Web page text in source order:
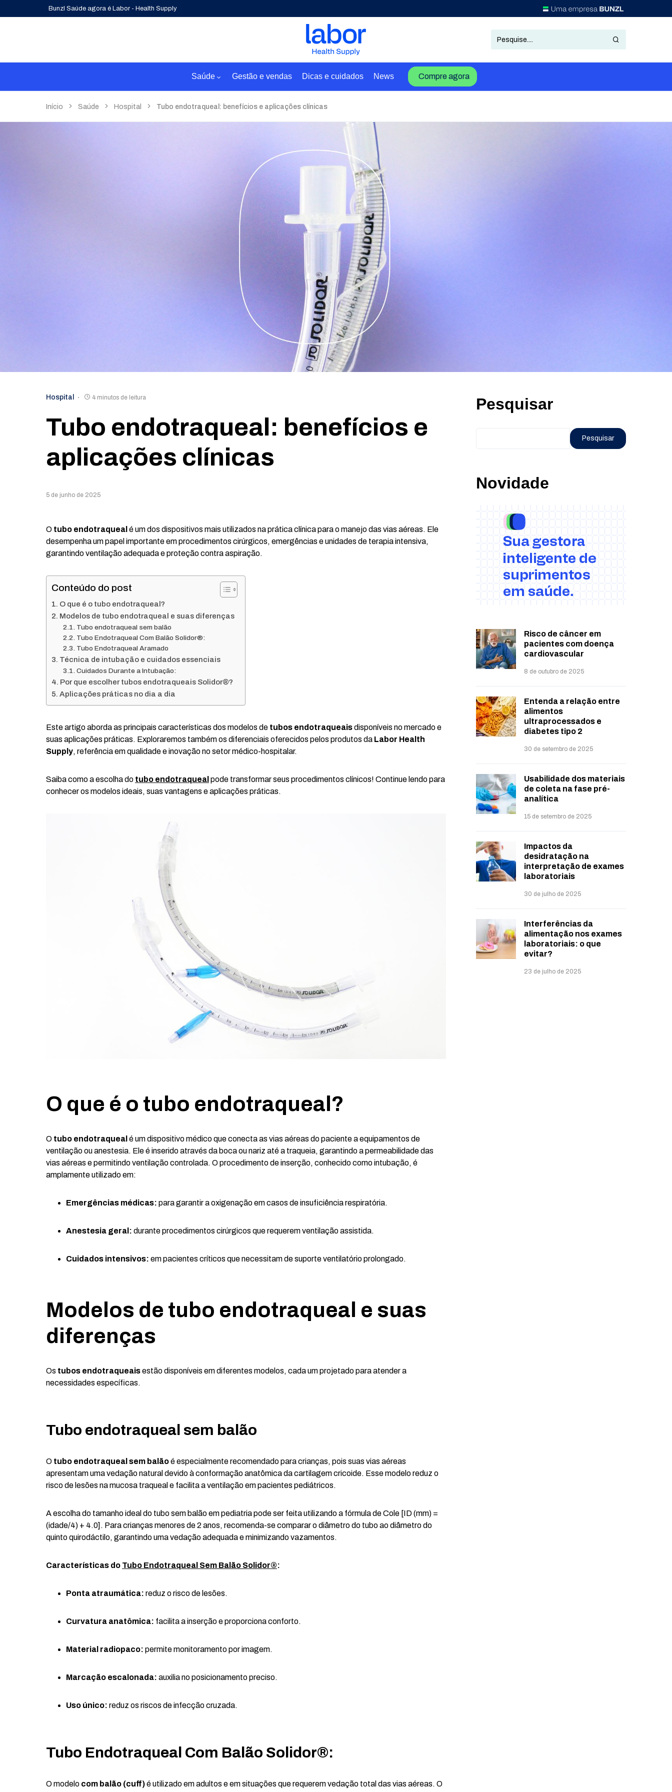
Bunzl Saúde agora é Labor - Health Supply
Saúde Gestão e vendas Dicas e cuidados News Compre agora
Início Saúde Hospital Tubo endotraqueal: benefícios e aplicações clínicas
Hospital 4 minutos de leitura
Tubo endotraqueal: benefícios e
aplicações clínicas
5 de junho de 2025
O tubo endotraqueal é um dos dispositivos mais utilizados na prática clínica para o manejo das vias aéreas. Ele
desempenha um papel importante em procedimentos cirúrgicos, emergências e unidades de terapia intensiva,
garantindo ventilação adequada e proteção contra aspiração.
Conteúdo do post
O que é o tubo endotraqueal?
Modelos de tubo endotraqueal e suas diferenças
Tubo endotraqueal sem balão
Tubo Endotraqueal Com Balão Solidor®:
Tubo Endotraqueal Aramado
Técnica de intubação e cuidados essenciais
Cuidados Durante a Intubação:
Por que escolher tubos endotraqueais Solidor®?
Aplicações práticas no dia a dia
Este artigo aborda as principais características dos modelos de tubos endotraqueaisdisponíveis no mercado e
suas aplicações práticas. Exploraremos também os diferenciais oferecidos pelos produtos da Labor Health
Supply, referência em qualidade e inovação no setor médico-hospitalar.
Saiba como a escolha do tubo endotraqueal pode transformar seus procedimentos clínicos! Continue lendo para
conhecer os modelos ideais, suas vantagens e aplicações práticas.
O que é o tubo endotraqueal?
O tubo endotraqueal é um dispositivo médico que conecta as vias aéreas do paciente a equipamentos de
ventilação ou anestesia. Ele é inserido através da boca ou nariz até a traqueia, garantindo a permeabilidade das
vias aéreas e permitindo ventilação controlada. O procedimento de inserção, conhecido como intubação, é
amplamente utilizado em:
Emergências médicas: para garantir a oxigenação em casos de insuficiência respiratória.
Anestesia geral: durante procedimentos cirúrgicos que requerem ventilação assistida.
Cuidados intensivos: em pacientes críticos que necessitam de suporte ventilatório prolongado.
Modelos de tubo endotraqueal e suas
diferenças
Os tubos endotraqueaisestão disponíveis em diferentes modelos, cada um projetado para atender a
necessidades específicas.
Tubo endotraqueal sem balão
O tubo endotraqueal sem balãoé especialmente recomendado para crianças, pois suas vias aéreas
apresentam uma vedação natural devido à conformação anatômica da cartilagem cricoide. Esse modelo reduz o
risco de lesões na mucosa traqueal e facilita a ventilação em pacientes pediátricos.
A escolha do tamanho ideal do tubo sem balão em pediatria pode ser feita utilizando a fórmula de Cole [ID (mm) =
(idade/4) + 4.0]. Para crianças menores de 2 anos, recomenda-se comparar o diâmetro do tubo ao diâmetro do
quinto quirodáctilo, garantindo uma vedação adequada e minimizando vazamentos.
Características do Tubo Endotraqueal Sem Balão Solidor®:
Ponta atraumática: reduz o risco de lesões.
Curvatura anatômica: facilita a inserção e proporciona conforto.
Material radiopaco: permite monitoramento por imagem.
Marcação escalonada: auxilia no posicionamento preciso.
Uso único: reduz os riscos de infecção cruzada.
Tubo Endotraqueal Com Balão Solidor®:
O modelo com balão (cuff)é utilizado em adultos e em situações que requerem vedação total das vias aéreas. O
Pesquisar
Pesquisar
Novidade
Risco de câncer em
pacientes com doença
cardiovascular
8 de outubro de 2025
Entenda a relação entre
alimentos
ultraprocessados e
diabetes tipo 2
30 de setembro de 2025
Usabilidade dos materiais
de coleta na fase pré-
analítica
15 de setembro de 2025
Impactos da
desidratação na
interpretação de exames
laboratoriais
30 de julho de 2025
Interferências da
alimentação nos exames
laboratoriais: o que
evitar?
23 de julho de 2025